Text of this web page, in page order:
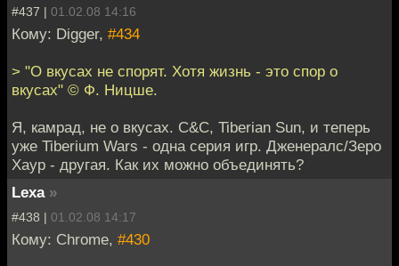
..Пегматитовые поля,
разведанные к
востоку от Кабула,
стали настоящим
сюрпризом для
специалистов. Здесь
в протянувшихся на
десятки и сотни
километров жилах
содержатся
настоящие
сокровища - рубины,
бериллы, изумруды,
а также совсем уж
#437 | 01.02.08 14:16
Кому: Digger, #434
> "О вкусах не спорят. Хотя жизнь - это спор о
вкусах" © Ф. Ницше.
Я, камрад, не о вкусах. C&C, Tiberian Sun, и теперь
уже Tiberium Wars - одна серия игр. Дженералс/Зеро
Хаур - другая. Как их можно объединять?
Lexa »
#438 | 01.02.08 14:17
Кому: Chrome, #430